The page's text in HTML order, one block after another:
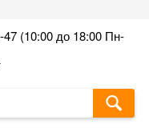
47 (10:00 до 18:00 Пн-